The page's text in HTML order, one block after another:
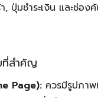
, ปุ่มชำระเงิน และช่อง
ที่สำคัญ
Page): ควรมีรูปภา